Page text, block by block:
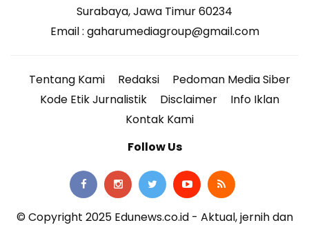
Surabaya, Jawa Timur 60234
Email : gaharumediagroup@gmail.com
Tentang Kami Redaksi
Pedoman Media Siber
Kode Etik Jurnalistik
Disclaimer
Info Iklan
Kontak Kami
Follow Us
© Copyright 2025 Edunews.co.id - Aktual, jernih dan